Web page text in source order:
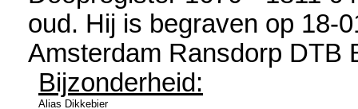
oud. Hij is begraven op 18-
Amsterdam Ransdorp DTB
Bijzonderheid:
Alias Dikkebier